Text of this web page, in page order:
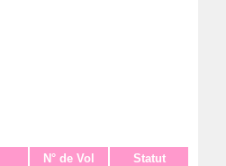
N° de Vol Statut